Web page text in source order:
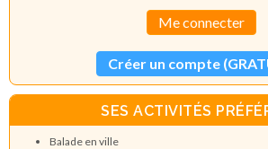
Me connecter
Créer un compte
SES ACTIVITÉS
Balade en ville